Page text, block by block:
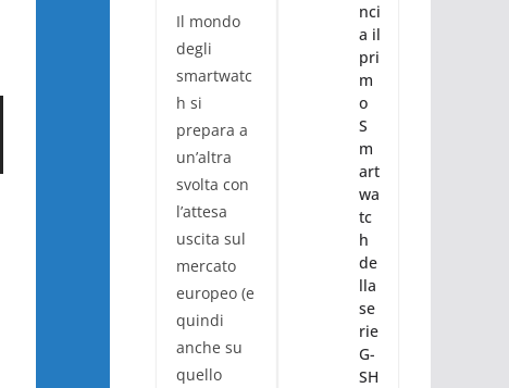
Il mondo
degli
smartwatc
h si
prepara a
un’altra
svolta con
l’attesa
uscita sul
mercato
europeo (e
quindi
anche su
quello
nci
a il
pri
m
o
S
m
art
wa
tc
h
de
lla
se
rie
G-
SH